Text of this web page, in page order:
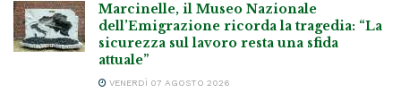
Marcinelle, il Museo Nazionale
dell’Emigrazione ricorda la tragedia: “La
sicurezza sul lavoro resta una sfida
attuale”
VENERDÌ 07 AGOSTO 2026